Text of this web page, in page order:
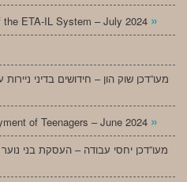
ETA-IL System – July 2024 »
מעו”דכן שוק הון – חידושים בדיני
of Teenagers – June 2024 »
מעו”דכן יחסי עבודה – העסקת בני